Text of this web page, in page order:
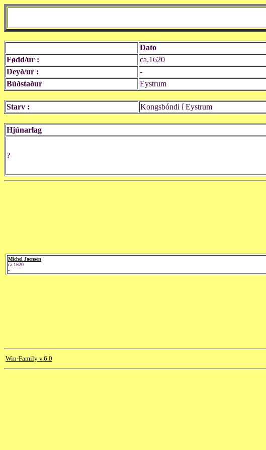
Dato
Fødd/ur :
ca.1620
Deyð/ur :
-
Búðstaður
Eystrum
Starv : Kongsbóndi í Eystrum
Hjúnarlag
?
Michel Joensen
ca.1620
-
Win-Family v.6.0